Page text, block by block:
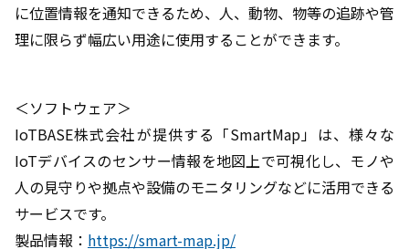
に位置情報を通知できるため、人、動物、物等の追跡や管
理に限らず幅広い用途に使用することができます。
＜ソフトウェア＞
IoTBASE株式会社が提供する「SmartMap」は、様々な
IoTデバイスのセンサー情報を地図上で可視化し、モノや
人の見守りや拠点や設備のモニタリングなどに活用できる
サービスです。
製品情報： https://smart-map.jp/